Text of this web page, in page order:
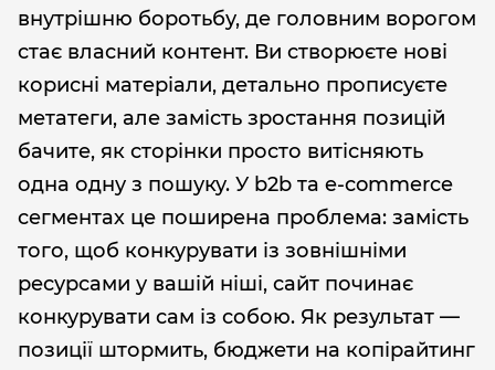
внутрішню боротьбу, де головним ворогом
стає власний контент. Ви створюєте нові
корисні матеріали, детально прописуєте
метатеги, але замість зростання позицій
бачите, як сторінки просто витісняють
одна одну з пошуку. У b2b та e-commerce
сегментах це поширена проблема: замість
того, щоб конкурувати із зовнішніми
ресурсами у вашій ніші, сайт починає
конкурувати сам із собою. Як результат —
позиції штормить, бюджети на копірайтинг